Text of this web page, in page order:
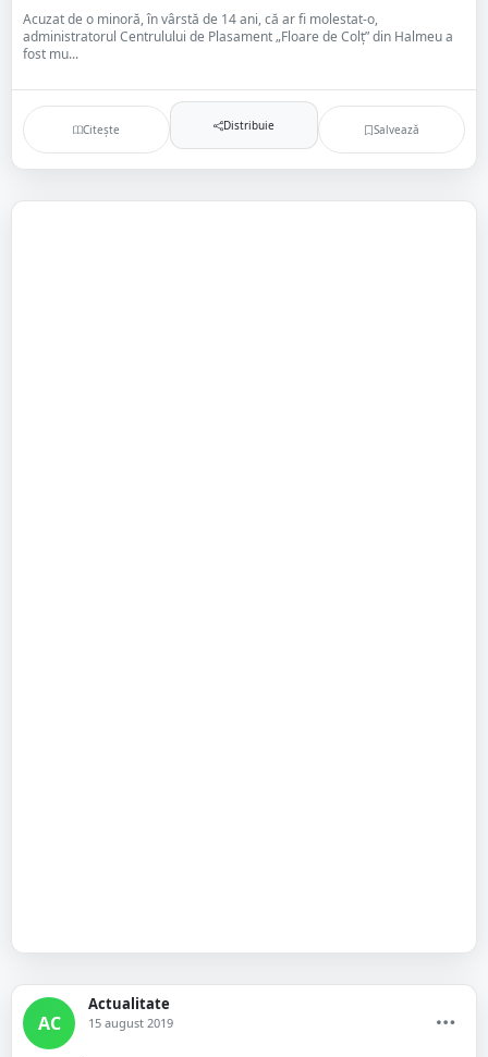
Acuzat de o minoră, în vârstă de 14 ani, că ar fi molestat-o,
administratorul Centrulului de Plasament „Floare de Colț” din Halmeu a
fost mu...
Citește Distribuie Salvează
AC
Actualitate
15 august 2019